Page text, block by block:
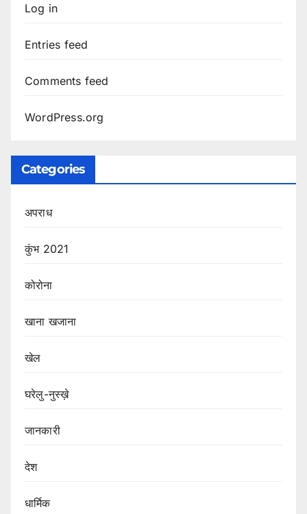
Log in
Entries feed
Comments feed
WordPress.org
Categories
अपराध
कुंभ 2021
कोरोना
खाना खजाना
खेल
घरेलु-नुस्ख़े
जानकारी
देश
धार्मिक